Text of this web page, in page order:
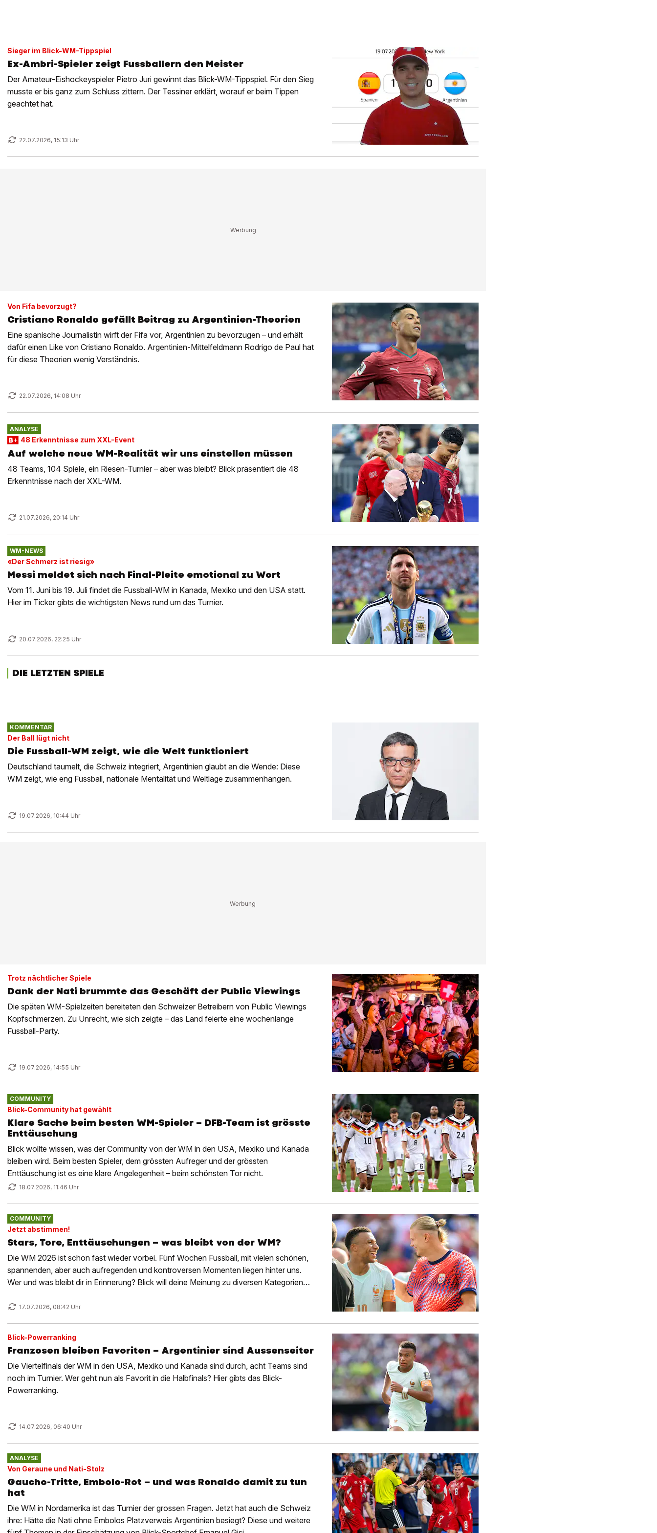
Sieger im Blick-WM-Tippspiel
Ex-Ambri-Spieler zeigt Fussballern den Meister
Der Amateur-Eishockeyspieler Pietro Juri gewinnt das Blick-WM-Tippspiel. Für den Sieg
musste er bis ganz zum Schluss zittern. Der Tessiner erklärt, worauf er beim Tippen
geachtet hat.
22.07.2026, 15:13 Uhr
Von Fifa bevorzugt?
Cristiano Ronaldo gefällt Beitrag zu Argentinien-Theorien
Eine spanische Journalistin wirft der Fifa vor, Argentinien zu bevorzugen – und erhält
dafür einen Like von Cristiano Ronaldo. Argentinien-Mittelfeldmann Rodrigo de Paul hat
für diese Theorien wenig Verständnis.
22.07.2026, 14:08 Uhr
ANALYSE
48 Erkenntnisse zum XXL-Event
Auf welche neue WM-Realität wir uns einstellen müssen
48 Teams, 104 Spiele, ein Riesen-Turnier – aber was bleibt? Blick präsentiert die 48
Erkenntnisse nach der XXL-WM.
21.07.2026, 20:14 Uhr
WM-NEWS
«Der Schmerz ist riesig»
Messi meldet sich nach Final-Pleite emotional zu Wort
Vom 11. Juni bis 19. Juli findet die Fussball-WM in Kanada, Mexiko und den USA statt.
Hier im Ticker gibts die wichtigsten News rund um das Turnier.
20.07.2026, 22:25 Uhr
DIE LETZTEN SPIELE
KOMMENTAR
Der Ball lügt nicht
Die Fussball-WM zeigt, wie die Welt funktioniert
Deutschland taumelt, die Schweiz integriert, Argentinien glaubt an die Wende: Diese
WM zeigt, wie eng Fussball, nationale Mentalität und Weltlage zusammenhängen.
19.07.2026, 10:44 Uhr
Trotz nächtlicher Spiele
Dank der Nati brummte das Geschäft der Public Viewings
Die späten WM-Spielzeiten bereiteten den Schweizer Betreibern von Public Viewings
Kopfschmerzen. Zu Unrecht, wie sich zeigte – das Land feierte eine wochenlange
Fussball-Party.
19.07.2026, 14:55 Uhr
COMMUNITY
Blick-Community hat gewählt
Klare Sache beim besten WM-Spieler – DFB-Team ist grösste
Enttäuschung
Blick wollte wissen, was der Community von der WM in den USA, Mexiko und Kanada
bleiben wird. Beim besten Spieler, dem grössten Aufreger und der grössten
Enttäuschung ist es eine klare Angelegenheit – beim schönsten Tor nicht.
18.07.2026, 11:46 Uhr
COMMUNITY
Jetzt abstimmen!
Stars, Tore, Enttäuschungen – was bleibt von der WM?
Die WM 2026 ist schon fast wieder vorbei. Fünf Wochen Fussball, mit vielen schönen,
spannenden, aber auch aufregenden und kontroversen Momenten liegen hinter uns.
Wer und was bleibt dir in Erinnerung? Blick will deine Meinung zu diversen Kategorien
17.07.2026, 08:42 Uhr
Blick-Powerranking
Franzosen bleiben Favoriten – Argentinier sind Aussenseiter
Die Viertelfinals der WM in den USA, Mexiko und Kanada sind durch, acht Teams sind
noch im Turnier. Wer geht nun als Favorit in die Halbfinals? Hier gibts das Blick-
Powerranking.
14.07.2026, 06:40 Uhr
ANALYSE
Von Geraune und Nati-Stolz
Gaucho-Tritte, Embolo-Rot – und was Ronaldo damit zu tun
hat
Die WM in Nordamerika ist das Turnier der grossen Fragen. Jetzt hat auch die Schweiz
ihre: Hätte die Nati ohne Embolos Platzverweis Argentinien besiegt? Diese und weitere